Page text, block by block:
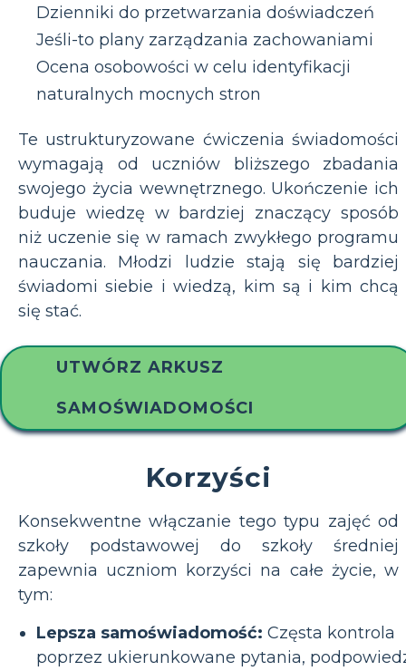
Dzienniki do przetwarzania doświadczeń
Jeśli-to plany zarządzania zachowaniami
Ocena osobowości w celu identyfikacji
naturalnych mocnych stron
Te ustrukturyzowane ćwiczenia świadomości
wymagają od uczniów bliższego zbadania
swojego życia wewnętrznego. Ukończenie ich
buduje wiedzę w bardziej znaczący sposób
niż uczenie się w ramach zwykłego programu
nauczania. Młodzi ludzie stają się bardziej
świadomi siebie i wiedzą, kim są i kim chcą
się stać.
UTWÓRZ ARKUSZ
SAMOŚWIADOMOŚCI
Korzyści
Konsekwentne włączanie tego typu zajęć od
szkoły podstawowej do szkoły średniej
zapewnia uczniom korzyści na całe życie, w
tym:
Lepsza samoświadomość: Częsta kontrola
poprzez ukierunkowane pytania,